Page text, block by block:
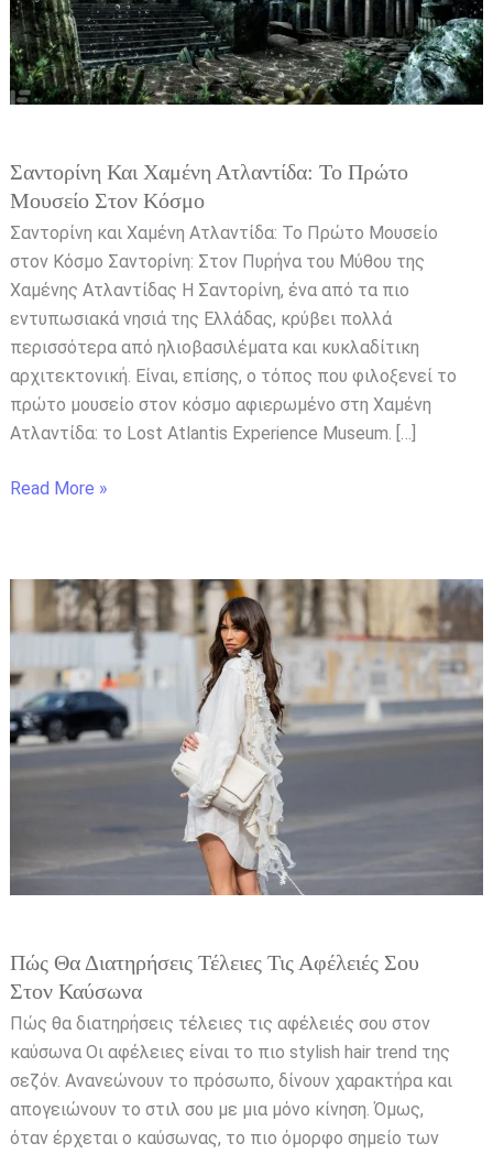
Σαντορίνη Και Χαμένη Ατλαντίδα: Το Πρώτο
Μουσείο Στον Κόσμο
Σαντορίνη και Χαμένη Ατλαντίδα: Το Πρώτο Μουσείο
στον Κόσμο Σαντορίνη: Στον Πυρήνα του Μύθου της
Χαμένης Ατλαντίδας Η Σαντορίνη, ένα από τα πιο
εντυπωσιακά νησιά της Ελλάδας, κρύβει πολλά
περισσότερα από ηλιοβασιλέματα και κυκλαδίτικη
αρχιτεκτονική. Είναι, επίσης, ο τόπος που φιλοξενεί το
πρώτο μουσείο στον κόσμο αφιερωμένο στη Χαμένη
Ατλαντίδα: το Lost Atlantis Experience Museum. […]
Πρώτο
Μουσείο
στον
Κόσμο
Read More »
Πώς Θα Διατηρήσεις Τέλειες Τις Αφέλειές Σου
Στον Καύσωνα
Πώς θα διατηρήσεις τέλειες τις αφέλειές σου στον
καύσωνα Οι αφέλειες είναι το πιο stylish hair trend της
σεζόν. Ανανεώνουν το πρόσωπο, δίνουν χαρακτήρα και
απογειώνουν το στιλ σου με μια μόνο κίνηση. Όμως,
όταν έρχεται ο καύσωνας, το πιο όμορφο σημείο των
θα
τέλειες
τις
αφέλειές